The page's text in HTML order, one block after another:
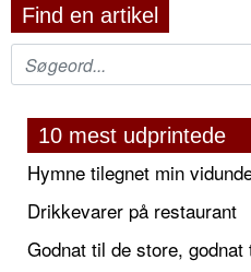
Find en artikel
10 mest udprintede
Hymne tilegnet min
Drikkevarer på restaurant
Godnat til de store, godnat